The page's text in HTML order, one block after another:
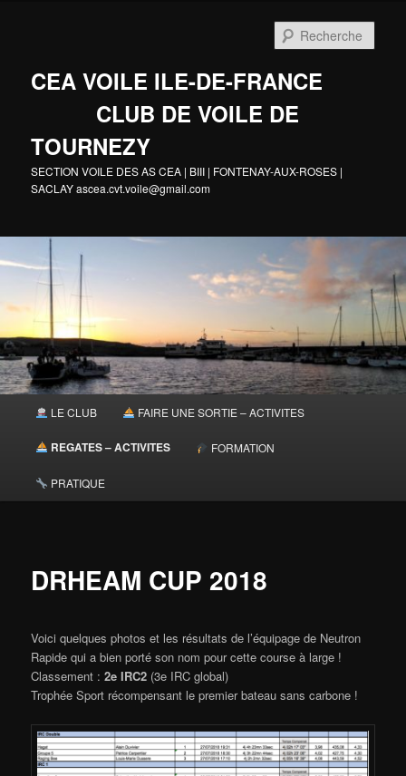
CEA VOILE ILE-DE-FRANCE
CLUB DE VOILE DE
TOURNEZY
SECTION VOILE DES AS CEA | BIII | FONTENAY-AUX-ROSES |
SACLAY ascea.cvt.voile@gmail.com
principal
LE CLUB FAIRE UNE SORTIE – ACTIVITES
REGATES – ACTIVITES FORMATION
PRATIQUE
DRHEAM CUP 2018
Voici quelques photos et les résultats de l’équipage de Neutron
Rapide qui a bien porté son nom pour cette course à large !
Classement :2e IRC2 (3e IRC global)
Trophée Sport récompensant le premier bateau sans carbone !